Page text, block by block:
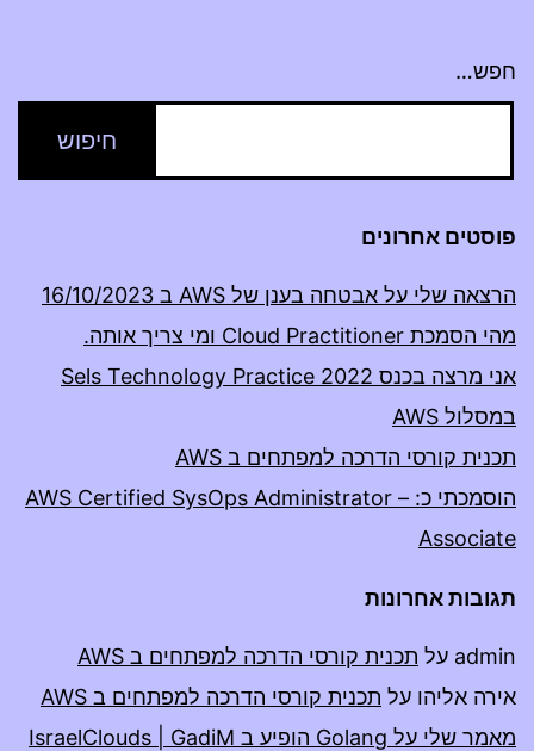
חפש…
פוסטים אחרונים
הרצאה שלי על אבטחה בענן של AWS ב 16/10/2023
מהי הסמכת Cloud Practitioner ומי צריך אותה.
אני מרצה בכנס Sels Technology Practice 2022
במסלול AWS
תכנית קורסי הדרכה למפתחים ב AWS
הוסמכתי כ: AWS Certified SysOps Administrator –
Associate
תגובות אחרונות
admin על תכנית קורסי הדרכה למפתחים ב AWS
אירה אליהו על תכנית קורסי הדרכה למפתחים ב AWS
מאמר שלי על Golang הופיע ב IsraelClouds | GadiM